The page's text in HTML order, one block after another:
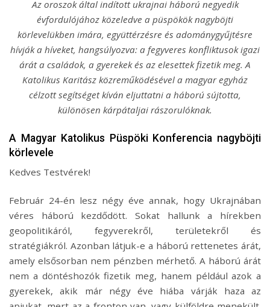
Az oroszok által indított ukrajnai háború negyedik
évfordulójához közeledve a püspökök nagyböjti
körlevelükben imára, együttérzésre és adománygyűjtésre
hívják a híveket, hangsúlyozva: a fegyveres konfliktusok igazi
árát a családok, a gyerekek és az elesettek fizetik meg. A
Katolikus Karitász közreműködésével a magyar egyház
célzott segítséget kíván eljuttatni a háború sújtotta,
különösen kárpátaljai rászorulóknak.
A Magyar Katolikus Püspöki Konferencia nagyböjti
körlevele
Kedves Testvérek!
Február 24-én lesz négy éve annak, hogy Ukrajnában
véres háború kezdődött. Sokat hallunk a hírekben
geopolitikáról, fegyverekről, területekről és
stratégiákról. Azonban látjuk-e a háború rettenetes árát,
amely elsősorban nem pénzben mérhető. A háború árát
nem a döntéshozók fizetik meg, hanem például azok a
gyerekek, akik már négy éve hiába várják haza az